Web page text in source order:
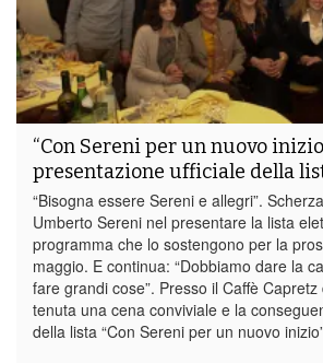
“Con Sereni per un nuovo
presentazione ufficiale della
“Bisogna essere Sereni e allegri”.
Umberto Sereni nel presentare la lista
programma che lo sostengono per la
maggio. E continua: “Dobbiamo dare la
fare grandi cose”. Presso il Caffè
tenuta una cena conviviale e la
della lista “Con Sereni per un nuovo